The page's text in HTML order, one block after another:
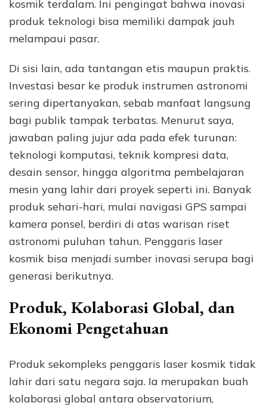
kosmik terdalam. Ini pengingat bahwa inovasi
produk teknologi bisa memiliki dampak jauh
melampaui pasar.
Di sisi lain, ada tantangan etis maupun praktis.
Investasi besar ke produk instrumen astronomi
sering dipertanyakan, sebab manfaat langsung
bagi publik tampak terbatas. Menurut saya,
jawaban paling jujur ada pada efek turunan:
teknologi komputasi, teknik kompresi data,
desain sensor, hingga algoritma pembelajaran
mesin yang lahir dari proyek seperti ini. Banyak
produk sehari-hari, mulai navigasi GPS sampai
kamera ponsel, berdiri di atas warisan riset
astronomi puluhan tahun. Penggaris laser
kosmik bisa menjadi sumber inovasi serupa bagi
generasi berikutnya.
Produk, Kolaborasi Global, dan
Ekonomi Pengetahuan
Produk sekompleks penggaris laser kosmik tidak
lahir dari satu negara saja. Ia merupakan buah
kolaborasi global antara observatorium,